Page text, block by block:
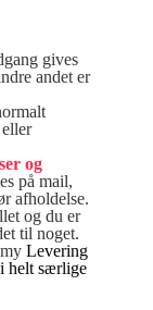
gives
andet er
og
på mail,
afholdelse.
og du er
til noget.
Levering
helt særlige